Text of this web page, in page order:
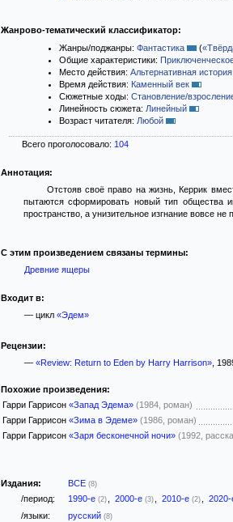
Жанрово-тематический классификатор:
Жанры/поджанры: Фантастика (
Общие характеристики:
Место действия: Альтернативная
Время действия: Каменный век
Сюжетные ходы: Становление/
Линейность сюжета: Линейный
Возраст читателя: Любой
Всего проголосовало: 104
Аннотация:
Отстояв своё право на жизнь, Керрик
пытаются сформировать новый тип общества
пространство, а унизительное изгнание вовсе не
С этим произведением связаны термины:
Древние ящеры
Входит в:
— цикл «Эдем»
Рецензии:
— «Review: Return to Eden by Harry Harrison»,
Похожие произведения:
Гарри Гаррисон «Запад Эдема» (1984, роман)
Гарри Гаррисон «Зима в Эдеме» (1986, роман)
Гарри Гаррисон «Заря бесконечной ночи» (1992,
Издания: ВСЕ (8)
/период: 1990-е (2) 2000-е (3) 2010-е (2) 2020-
/языки: русский (8)